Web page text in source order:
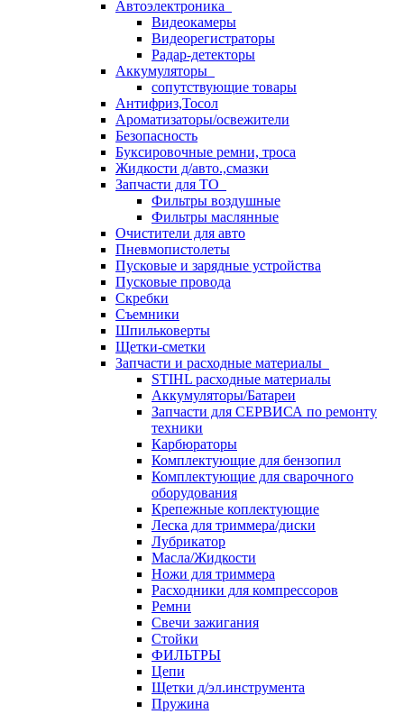
Автоэлектроника
Видеокамеры
Видеорегистраторы
Радар-детекторы
Аккумуляторы
сопутствующие товары
Антифриз,Тосол
Ароматизаторы/освежители
Безопасность
Буксировочные ремни, троса
Жидкости д/авто.,смазки
Запчасти для ТО
Фильтры воздушные
Фильтры маслянные
Очистители для авто
Пневмопистолеты
Пусковые и зарядные устройства
Пусковые провода
Скребки
Съемники
Шпильковерты
Щетки-сметки
Запчасти и расходные материалы
STIHL расходные материалы
Аккумуляторы/Батареи
Запчасти для СЕРВИСА по ремонту
техники
Карбюраторы
Комплектующие для бензопил
Комплектующие для сварочного
оборудования
Крепежные коплектующие
Леска для триммера/диски
Лубрикатор
Масла/Жидкости
Ножи для триммера
Расходники для компрессоров
Ремни
Свечи зажигания
Стойки
ФИЛЬТРЫ
Цепи
Щетки д/эл.инструмента
Пружина